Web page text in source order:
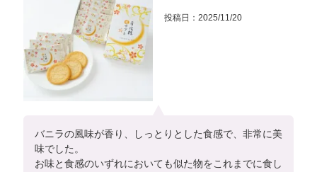
投稿日 2025/11/20
バニラの風味が香り、しっとりとした食感で、非常に美
味でした。
お味と食感のいずれにおいても似た物をこれまでに食し